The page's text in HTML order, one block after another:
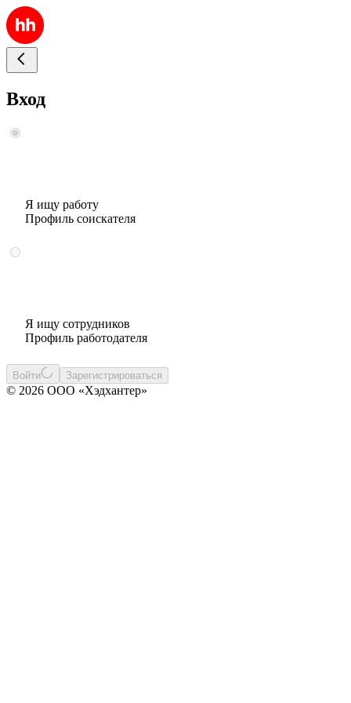
Вход
Я ищу работу
Профиль соискателя
Я ищу сотрудников
Профиль работодателя
Войти Зарегистрироваться
© 2026 ООО «Хэдхантер»